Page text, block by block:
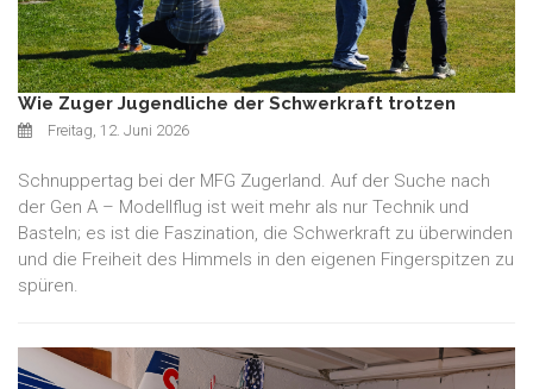
Wie Zuger Jugendliche der Schwerkraft trotzen
Freitag, 12. Juni 2026
Schnuppertag bei der MFG Zugerland. Auf der Suche nach
der Gen A – Modellflug ist weit mehr als nur Technik und
Basteln; es ist die Faszination, die Schwerkraft zu überwinden
und die Freiheit des Himmels in den eigenen Fingerspitzen zu
spüren.